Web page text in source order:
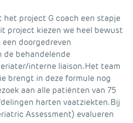
het project G coach een stapje
project kiezen we heel bewust
doorgedreven
de behandelende
interne liaison. Het team
brengt in deze formule nog
aan alle patiënten van 75
harten vaatziekten. Bij
Assessment) evalueren